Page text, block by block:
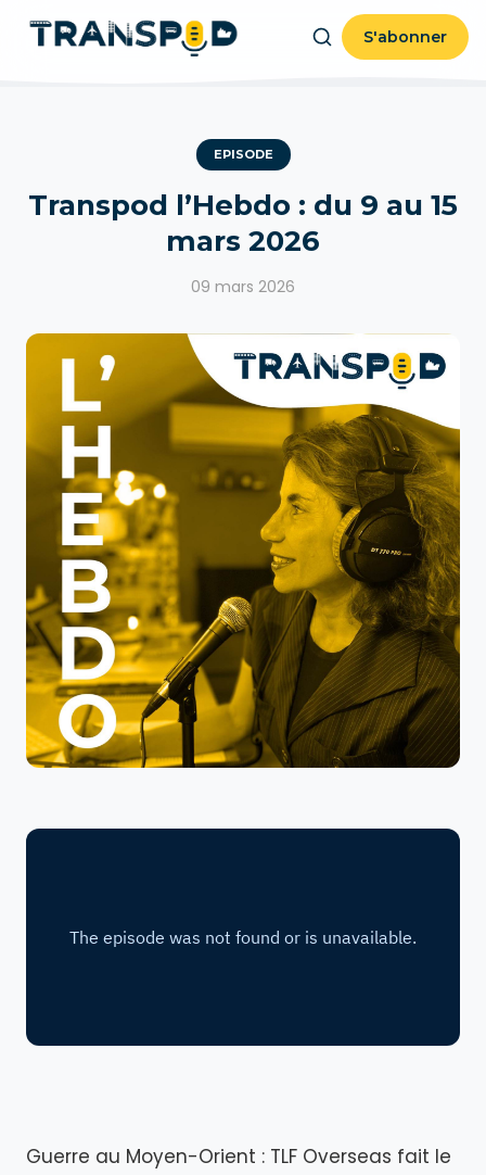
S'abonner
EPISODE
Transpod l’Hebdo : du 9 au 15
mars 2026
09 mars 2026
Guerre au Moyen-Orient : TLF Overseas fait le